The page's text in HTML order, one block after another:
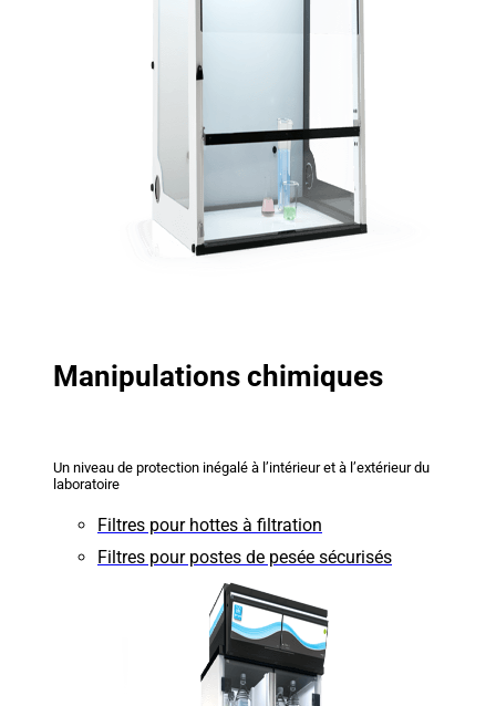
Manipulations chimiques
Un niveau de protection inégalé à l’intérieur et à l’extérieur du
laboratoire
Filtres pour hottes à filtration
Filtres pour postes de pesée sécurisés